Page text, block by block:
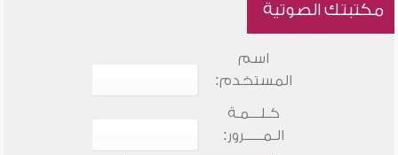
مكتبتك الصوتية
اسم
المستخدم:
كـلـــمـة
الـمـــــرور: